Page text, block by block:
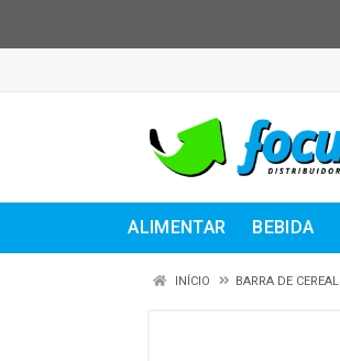
ALIMENTAR BEBIDA
INÍCIO BARRA DE CEREAL